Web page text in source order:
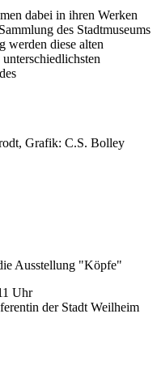
dabei in ihren Werken
des Stadtmuseums
werden diese alten
Grafik: C.S. Bolley
Ausstellung "Köpfe"
Uhr
der Stadt Weilheim